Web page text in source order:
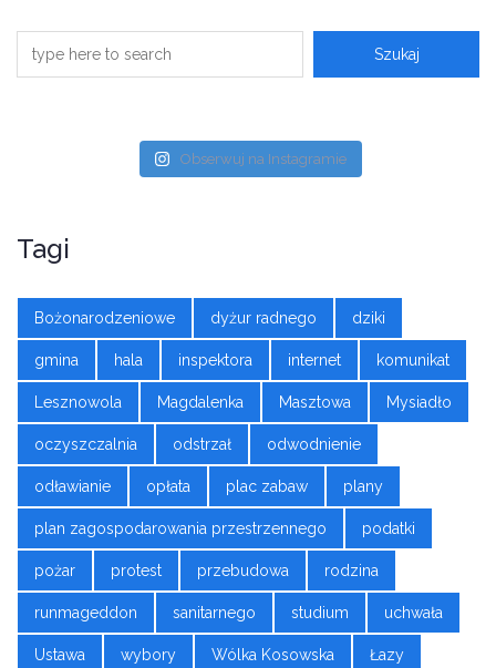
Obserwuj na Instagramie
Tagi
Bożonarodzeniowe dyżur radnego dziki
gmina hala inspektora internet komunikat
Lesznowola Magdalenka Masztowa Mysiadło
oczyszczalnia odstrzał odwodnienie
odławianie opłata plac zabaw plany
plan zagospodarowania przestrzennego podatki
pożar protest przebudowa rodzina
runmageddon sanitarnego studium uchwała
Ustawa wybory Wólka Kosowska Łazy